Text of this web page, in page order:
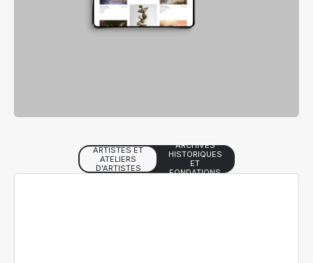
ARTISTES ET
ATELIERS
D'ARTISTES
ARCHIVES
HISTORIQUES
ET
FONDATIONS